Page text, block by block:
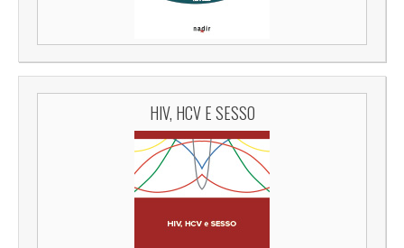
HIV, HCV E SESSO